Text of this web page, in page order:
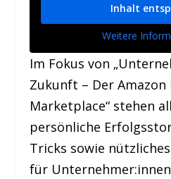
Inhalt
Weitere
Im Fokus von
Zukunft – Der Amazon
Marketplace“ stehen
persönliche
Tricks sowie
für